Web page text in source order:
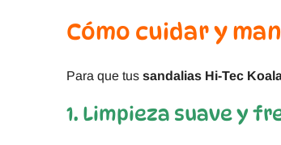
Cómo cuidar y
Para que tus sandalias Hi-Tec
1. Limpieza suave y